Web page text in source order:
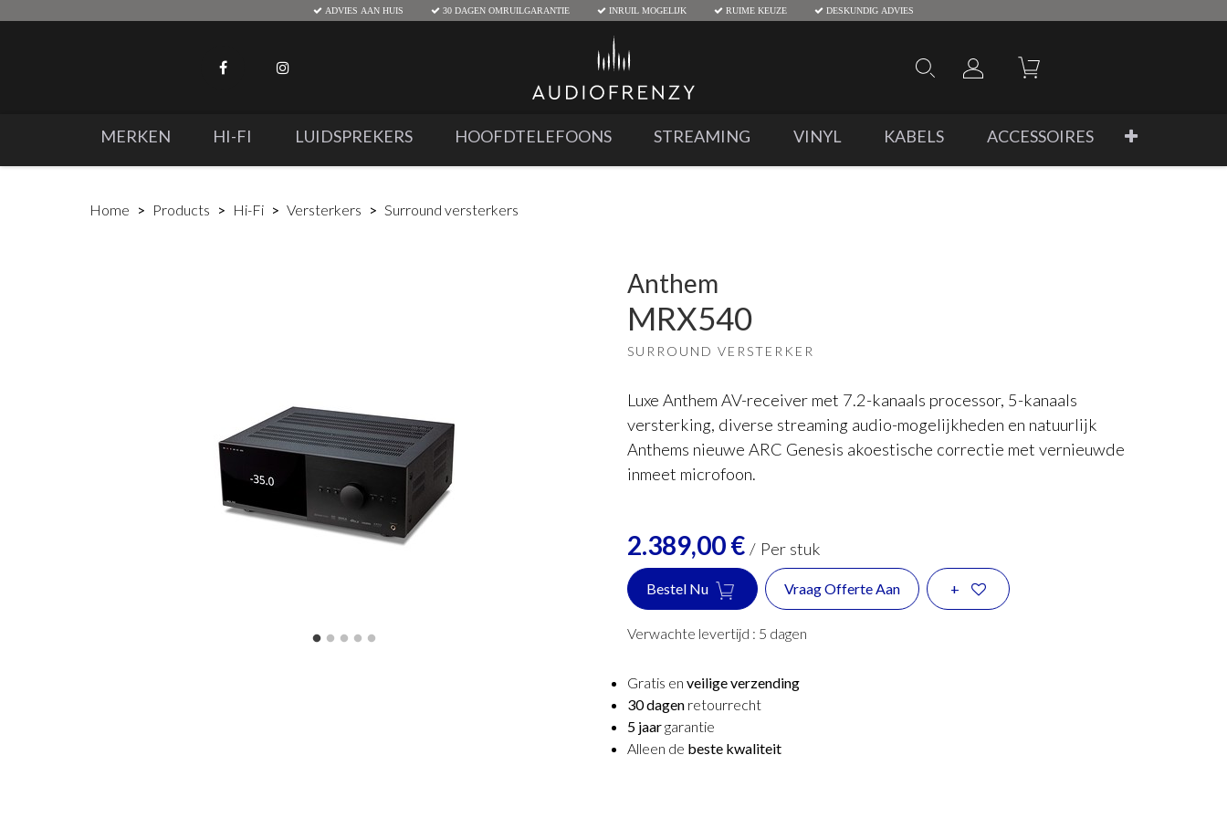
ADVIES AAN HUIS 30 DAGEN OMRUILGARANTIE INRUIL MOGELIJK RUIME KEUZE DESKUNDIG ADVIES
MERKEN HI-FI LUIDSPREKERS HOOFDTELEFOONS STREAMING VINYL KABELS ACCESSOIRES
Home Products Hi-Fi Versterkers Surround versterkers
Anthem
MRX540
SURROUND VERSTERKER
Luxe Anthem AV-receiver met 7.2-kanaals processor, 5-kanaals
versterking, diverse streaming audio-mogelijkheden en natuurlijk
Anthems nieuwe ARC Genesis akoestische correctie met vernieuwde
inmeet microfoon.
2.389,00€ / Per stuk
Bestel Nu Vraag Offerte Aan +
Verwachte levertijd : 5 dagen
Gratis en veilige verzending
30 dagen retourrecht
5 jaargarantie
Alleen de beste kwaliteit